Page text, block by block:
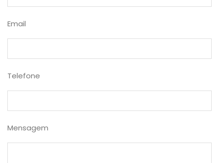
Email
Telefone
Mensagem